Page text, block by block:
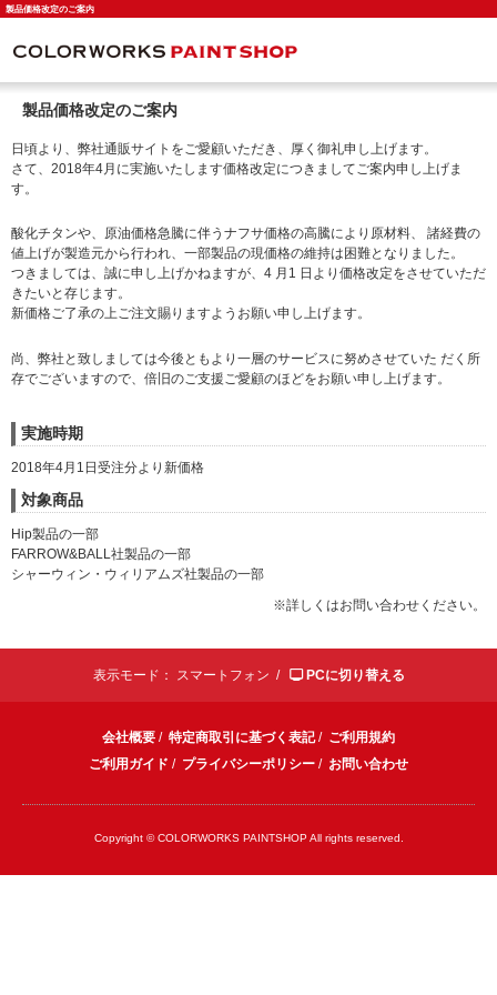
製品価格改定のご案内
製品価格改定のご案内
日頃より、弊社通販サイトをご愛顧いただき、厚く御礼申し上げます。
さて、2018年4月に実施いたします価格改定につきましてご案内申し上げま
す。
酸化チタンや、原油価格急騰に伴うナフサ価格の高騰により原材料、 諸経費の
値上げが製造元から行われ、一部製品の現価格の維持は困難となりました。
つきましては、誠に申し上げかねますが、4 月1 日より価格改定をさせていただ
きたいと存じます。
新価格ご了承の上ご注文賜りますようお願い申し上げます。
尚、弊社と致しましては今後ともより一層のサービスに努めさせていた だく所
存でございますので、倍旧のご支援ご愛顧のほどをお願い申し上げます。
実施時期
2018年4月1日受注分より新価格
対象商品
Hip製品の一部
FARROW&BALL社製品の一部
シャーウィン・ウィリアムズ社製品の一部
※詳しくはお問い合わせください。
表示モード： スマートフォン / PCに切り替える
会社概要 / 特定商取引に基づく表記/ ご利用規約
ご利用ガイド / プライバシーポリシー / お問い合わせ
Copyright © COLORWORKS PAINTSHOP All rights reserved.